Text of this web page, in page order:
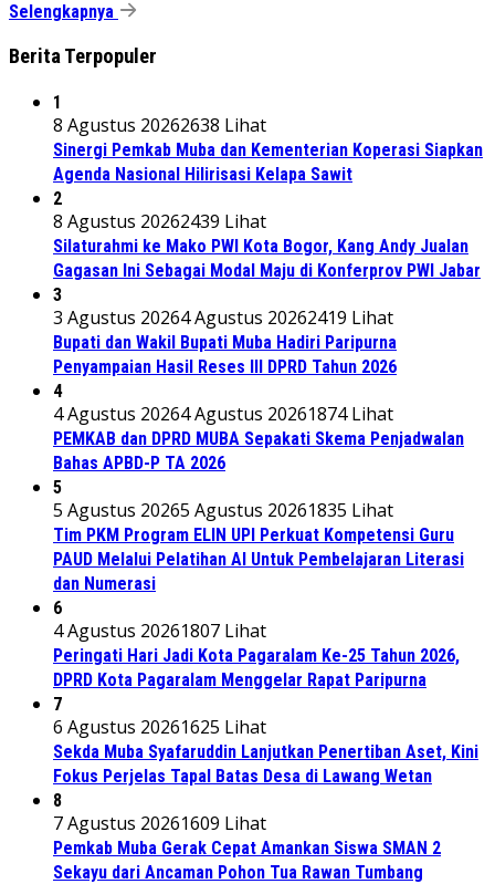
Selengkapnya
Berita Terpopuler
1
8 Agustus 20262638 Lihat
Sinergi Pemkab Muba dan Kementerian Koperasi Siapkan
Agenda Nasional Hilirisasi Kelapa Sawit
2
8 Agustus 20262439 Lihat
Silaturahmi ke Mako PWI Kota Bogor, Kang Andy Jualan
Gagasan Ini Sebagai Modal Maju di Konferprov PWI Jabar
3
3 Agustus 20264 Agustus 20262419 Lihat
Bupati dan Wakil Bupati Muba Hadiri Paripurna
Penyampaian Hasil Reses III DPRD Tahun 2026
4
4 Agustus 20264 Agustus 20261874 Lihat
PEMKAB dan DPRD MUBA Sepakati Skema Penjadwalan
Bahas APBD-P TA 2026
5
5 Agustus 20265 Agustus 20261835 Lihat
Tim PKM Program ELIN UPI Perkuat Kompetensi Guru
PAUD Melalui Pelatihan AI Untuk Pembelajaran Literasi
dan Numerasi
6
4 Agustus 20261807 Lihat
Peringati Hari Jadi Kota Pagaralam Ke-25 Tahun 2026,
DPRD Kota Pagaralam Menggelar Rapat Paripurna
7
6 Agustus 20261625 Lihat
Sekda Muba Syafaruddin Lanjutkan Penertiban Aset, Kini
Fokus Perjelas Tapal Batas Desa di Lawang Wetan
8
7 Agustus 20261609 Lihat
Pemkab Muba Gerak Cepat Amankan Siswa SMAN 2
Sekayu dari Ancaman Pohon Tua Rawan Tumbang